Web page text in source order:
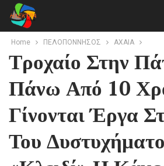
Home ΠΕΛΟΠΟΝΝΗΣΟΣ AXAIA
Τροχαίο Στην
Πάνω Από 10
Γίνονται Έργα
Του